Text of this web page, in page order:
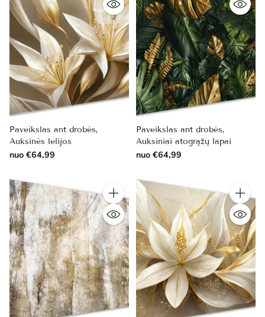
Paveikslas ant drobės,
Auksinės lelijos
nuo €64,99
Paveikslas ant drobės,
Auksiniai atogrąžų lapai
nuo €64,99
Kiekis Kiekis